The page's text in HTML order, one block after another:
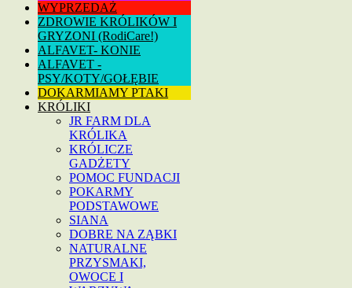
WYPRZEDAŻ
ZDROWIE KRÓLIKÓW I
GRYZONI (RodiCare!)
ALFAVET- KONIE
ALFAVET -
PSY/KOTY/GOŁĘBIE
DOKARMIAMY PTAKI
KRÓLIKI
JR FARM DLA
KRÓLIKA
KRÓLICZE
GADŻETY
POMOC FUNDACJI
POKARMY
PODSTAWOWE
SIANA
DOBRE NA ZĄBKI
NATURALNE
PRZYSMAKI,
OWOCE I